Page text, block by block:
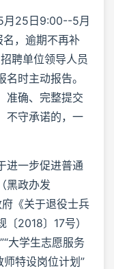
月25日9:00--5月
，逾期不再补
聘单位领导人员
时主动报告。
准确、完整提交
不守承诺的，一
进一步促进普通
黑政办发
《关于退役士兵
2018〕17号）
大学生志愿服务
师特设岗位计划”